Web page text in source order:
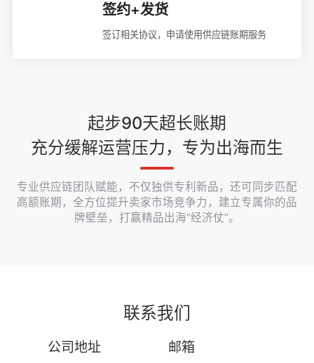
签约+发货
签订相关协议，申请使用供应链账期服务
起步90天超长账期
充分缓解运营压力，专为出海而生
专业供应链团队赋能，不仅独供专利新品，还可同步匹配
高额账期，全方位提升卖家市场竞争力，建立专属你的品
牌壁垒，打赢精品出海“经济仗”。
联系我们
公司地址 邮箱